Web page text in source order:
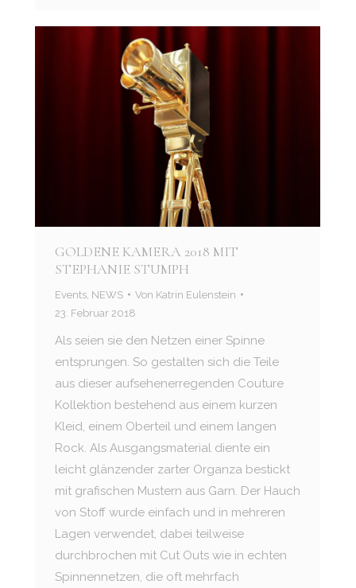
GOLDENE KAMERA 2018 MIT
STEPHANIE STUMPH
Events, NEWS Von Katrin Eulenstein
23. Februar 2018
Als seien sie den Netzen einer Spinne
entsprungen. So gestalten sich die Teile
aus dieser aufsehenerregenden Couture
Kollektion bestehend aus einem kurzen
Kleid, einem Oberteil und einem langen
Rock. Als Ausgangsmaterial diente ein
leicht glänzender zarter Organza bestickt
mit grafischen Mustern aus Garn. Der Hauch
von Stoff wurde einfach und in mehreren
Lagen verwendet, dabei teilweise
durchbrochen mit Cut Outs wie in echten
Spinnennetzen, die oft mehrfach